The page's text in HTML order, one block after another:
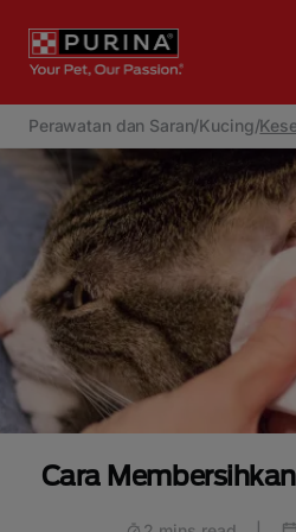
Perawatan dan Saran/Kucing/
Cara